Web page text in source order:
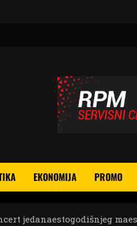
EKONOMIJA PROMO
jedanaestogodišnjeg